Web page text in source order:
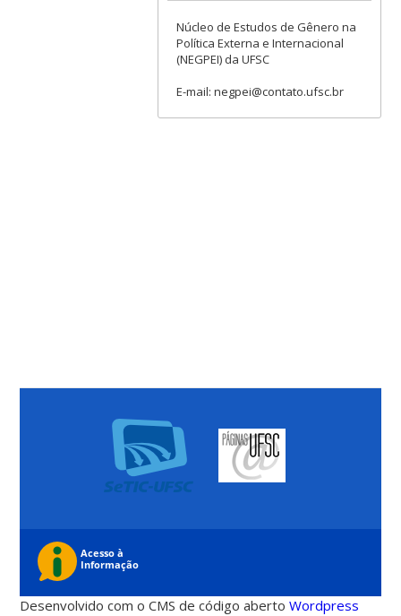
Núcleo de Estudos de Gênero na
Política Externa e Internacional
(NEGPEI) da UFSC
E-mail: negpei@contato.ufsc.br
Desenvolvido com o CMS de código abertoWordpress